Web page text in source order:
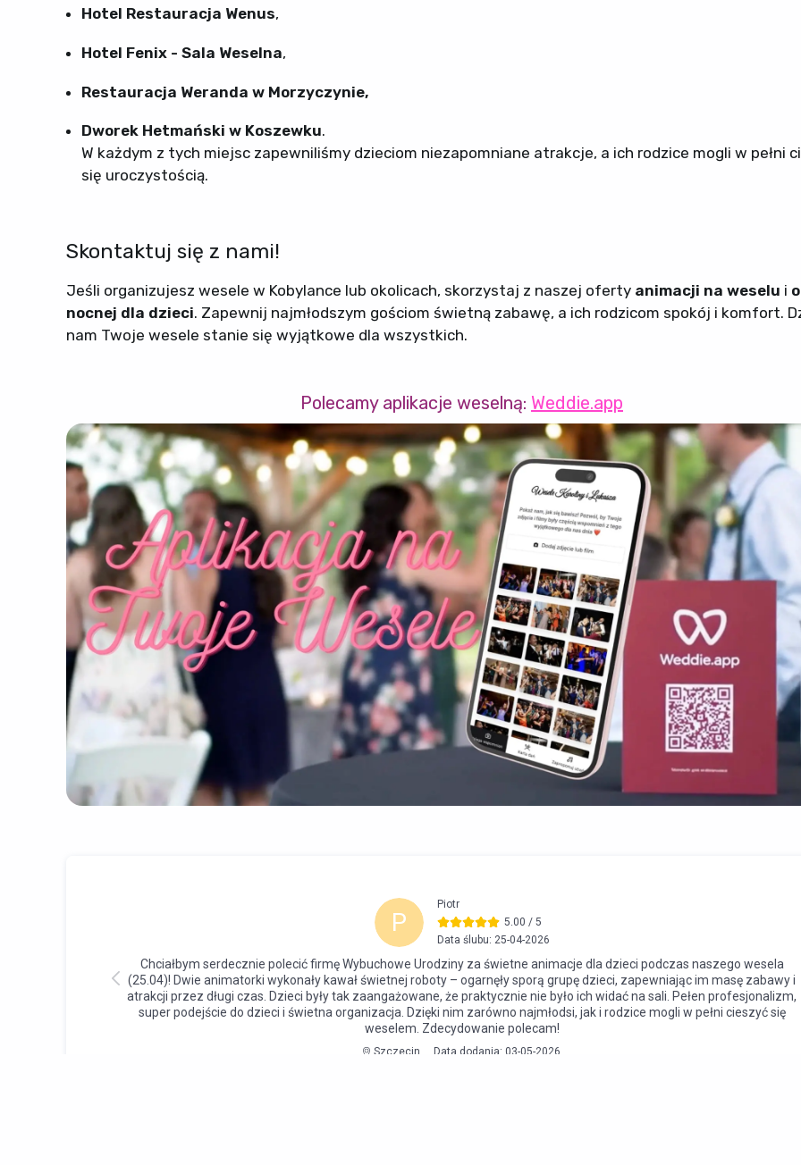
Hotel Restauracja Wenus,
Hotel Fenix - Sala Weselna,
Restauracja Weranda w Morzyczynie,
Dworek Hetmański w Koszewku.
W każdym z tych miejsc zapewniliśmy dzieciom niezapomniane atrakcje, a ich rodzice mogli w pełni
się uroczystością.
Skontaktuj się z nami!
Jeśli organizujesz wesele w Kobylance lub okolicach, skorzystaj z naszej oferty animacji na weselu i
nocnej dla dzieci. Zapewnij najmłodszym gościom świetną zabawę, a ich rodzicom spokój i komfort.
nam Twoje wesele stanie się wyjątkowe dla wszystkich.
Polecamy aplikacje weselną: Weddie.app